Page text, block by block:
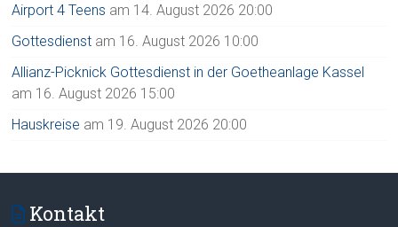
Airport 4 Teens am 14. August 2026 20:00
Gottesdienst am 16. August 2026 10:00
Allianz-Picknick Gottesdienst in der Goetheanlage Kassel
am 16. August 2026 15:00
Hauskreise am 19. August 2026 20:00
Kontakt